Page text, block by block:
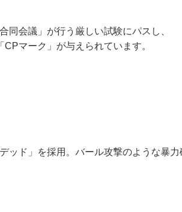
同会議」が行う厳しい試験にパスし、
マーク」が与えられています。
ッド」を採用。バール攻撃のような暴力